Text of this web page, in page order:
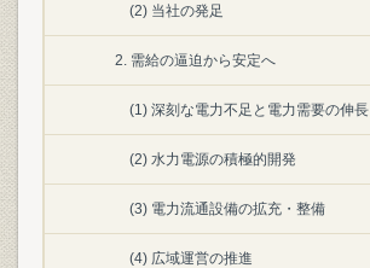
(2) 当社の発足
2. 需給の逼迫から安定へ
(1) 深刻な電力不足と電力需要の伸長
(2) 水力電源の積極的開発
(3) 電力流通設備の拡充・整備
(4) 広域運営の推進